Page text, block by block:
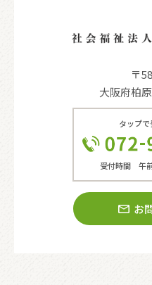
〒
大阪府柏
タップ
受付時間 午
お